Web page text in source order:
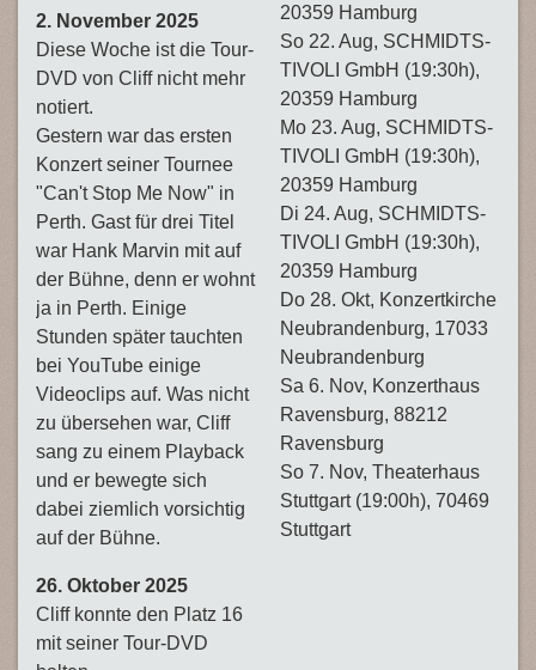
2. November 2025
Diese Woche ist die Tour-
DVD von Cliff nicht mehr
notiert.
Gestern war das ersten
Konzert seiner Tournee
"Can't Stop Me Now" in
Perth. Gast für drei Titel
war Hank Marvin mit auf
der Bühne, denn er wohnt
ja in Perth. Einige
Stunden später tauchten
bei YouTube einige
Videoclips auf. Was nicht
zu übersehen war, Cliff
sang zu einem Playback
und er bewegte sich
dabei ziemlich vorsichtig
auf der Bühne.
26. Oktober 2025
Cliff konnte den Platz 16
mit seiner Tour-DVD
20359 Hamburg
So 22. Aug, SCHMIDTS-
TIVOLI GmbH (19:30h),
20359 Hamburg
Mo 23. Aug, SCHMIDTS-
TIVOLI GmbH (19:30h),
20359 Hamburg
Di 24. Aug, SCHMIDTS-
TIVOLI GmbH (19:30h),
20359 Hamburg
Do 28. Okt, Konzertkirche
Neubrandenburg, 17033
Neubrandenburg
Sa 6. Nov, Konzerthaus
Ravensburg, 88212
Ravensburg
So 7. Nov, Theaterhaus
Stuttgart (19:00h), 70469
Stuttgart